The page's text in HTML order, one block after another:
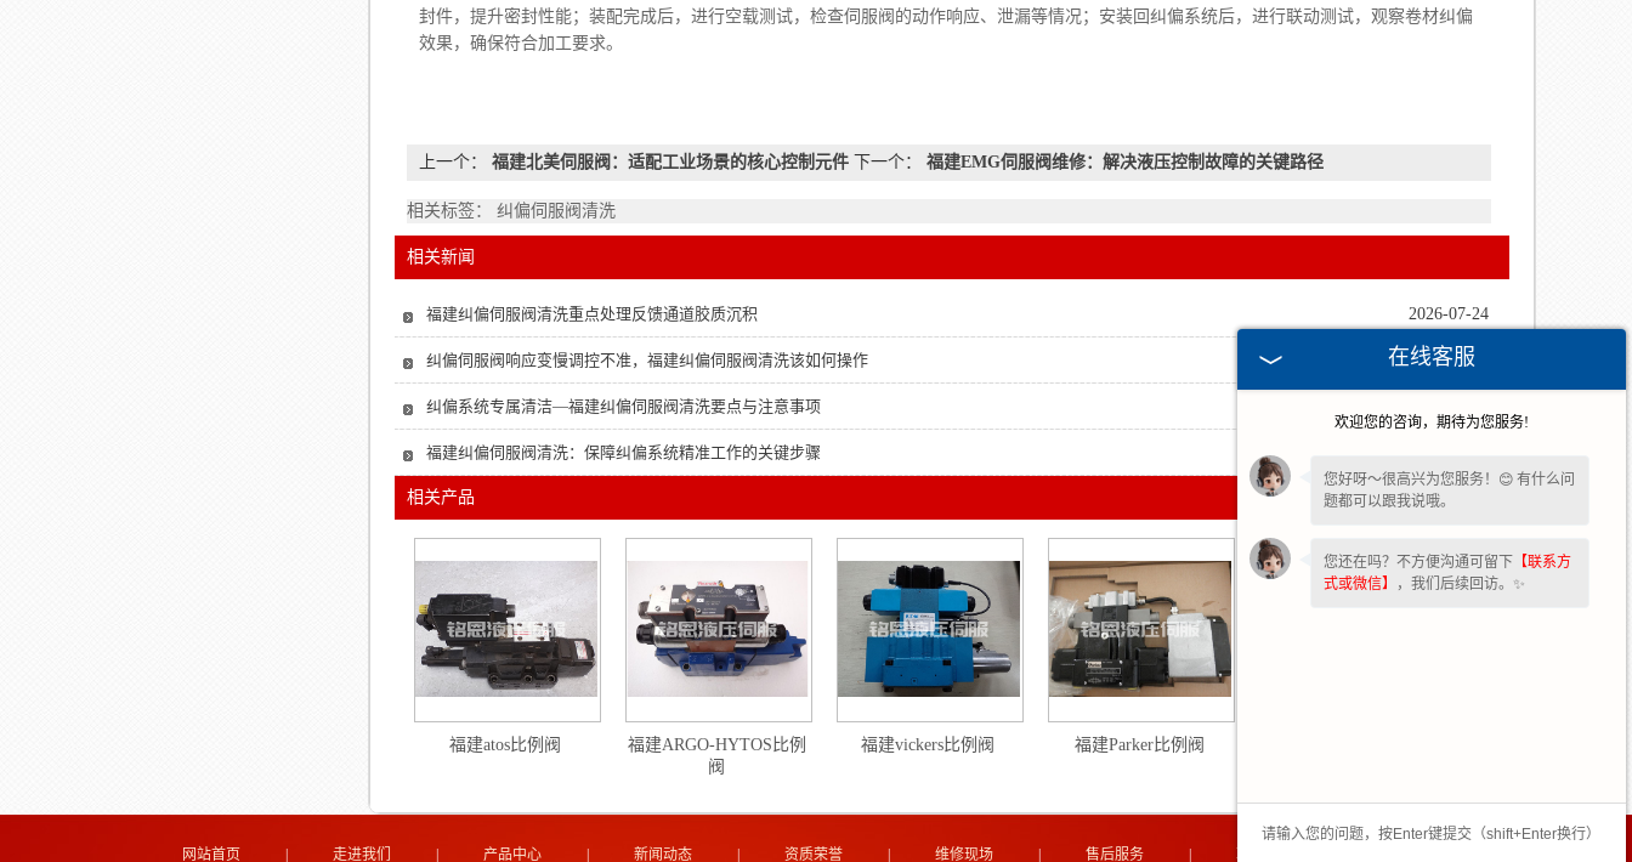
封件，提升密封性能；装配完成后，进行空载测试，检查伺服阀的动作响应、泄漏等情况；安装回纠偏系统后，进行联动测试，观察卷材纠偏
效果，确保符合加工要求。
上一个： 福建北美伺服阀：适配工业场景的核心控制元件 下一个： 福建EMG伺服阀维修：解决液压控制故障的关键路径
相关标签： 纠偏伺服阀清洗
相关新闻
2026-07-24
福建纠偏伺服阀清洗重点处理反馈通道胶质沉积
2026-05-13
纠偏伺服阀响应变慢调控不准，福建纠偏伺服阀清洗该如何操作
纠偏系统专属清洁—福建纠偏伺服阀清洗要点与注意事项
福建纠偏伺服阀清洗：保障纠偏系统精准工作的关键步骤
相关产品
福建atos比例阀
福建ARGO-HYTOS比例
阀
福建vickers比例阀 福建Parker比例阀
网站首页 走进我们 产品中心 新闻动态 资质荣誉 维修现场 售后服务 联系我们
在线客服
欢迎您的咨询，期待为您服务!
您好呀～很高兴为您服务！😊 有什么问
题都可以跟我说哦。
您还在吗？不方便沟通可留下 【联系方
式或微信】
，我们后续回访。✨